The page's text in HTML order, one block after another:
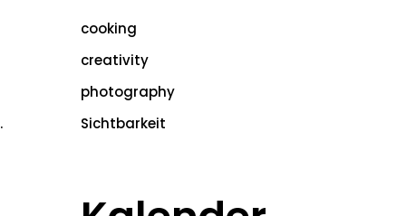
cooking
creativity
photography
Sichtbarkeit